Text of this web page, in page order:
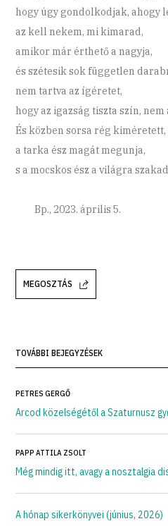
hogy úgy gondolkodjak, ahogy
az kell nekem, mi kimarad,
amikor már érthető a nagyja,
és szétesik sok független
nem tartva az ígéretet,
hogy az igazság tiszta szín,
És közben sorsa rég kiméretett,
a tarka ész magát megunja,
s a mocskos ész a világra
Bp., 2023. április 5.
MEGOSZTÁS
TOVÁBBI BEJEGYZÉSEK
PETRES GERGŐ
Arcod közelségétől a Szaturnusz
PAPP ATTILA ZSOLT
Még mindig itt, avagy a nosztalgia
A hónap sikerkönyvei (június, 2026)